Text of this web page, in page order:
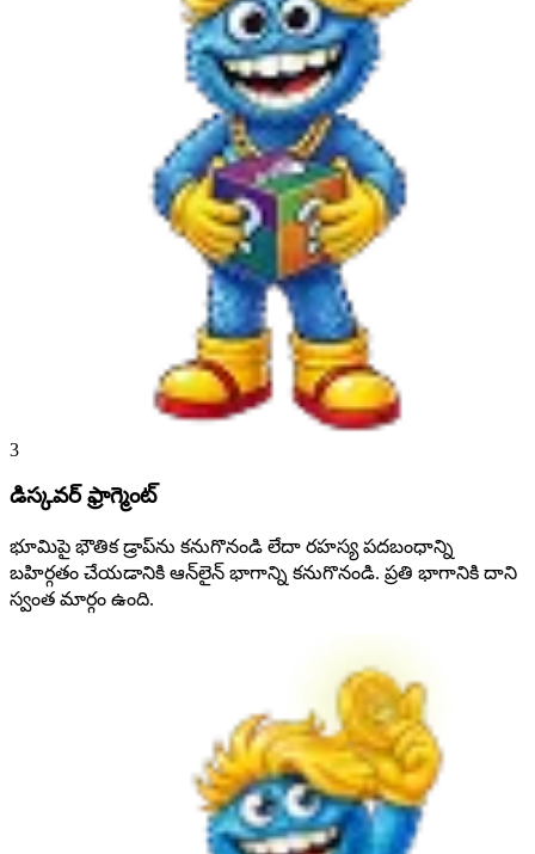
3
డిస్కవర్ ఫ్రాగ్మెంట్
భూమిపై భౌతిక డ్రాప్‌ను కనుగొనండి లేదా రహస్య పదబంధాన్ని
బహిర్గతం చేయడానికి ఆన్‌లైన్ భాగాన్ని కనుగొనండి. ప్రతి భాగానికి దాని
స్వంత మార్గం ఉంది.